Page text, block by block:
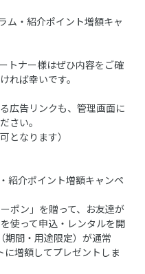
ム・紹介ポイント増額キャ
トナー様はぜひ内容をご確
れば幸いです。
広告リンクも、管理画面に
さい。
となります）
介ポイント増額キャンペ
ポン」を贈って、お友達が
使って申込・レンタルを開
期間・用途限定）が通常
増額してプレゼントしま